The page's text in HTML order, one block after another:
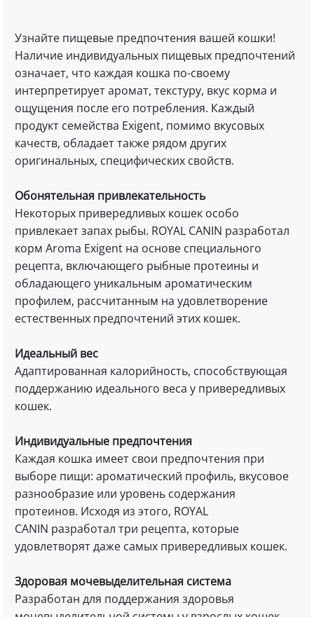
Узнайте пищевые предпочтения вашей кошки!
Наличие индивидуальных пищевых предпочтений
означает, что каждая кошка по-своему
интерпретирует аромат, текстуру, вкус корма и
ощущения после его потребления. Каждый
продукт семейства Exigent, помимо вкусовых
качеств, обладает также рядом других
оригинальных, специфических свойств.
Обонятельная привлекательность
Некоторых привередливых кошек особо
привлекает запах рыбы. ROYAL CANIN разработал
корм Aroma Exigent на основе специального
рецепта, включающего рыбные протеины и
обладающего уникальным ароматическим
профилем, рассчитанным на удовлетворение
естественных предпочтений этих кошек.
Идеальный вес
Адаптированная калорийность, способствующая
поддержанию идеального веса у привередливых
кошек.
Индивидуальные предпочтения
Каждая кошка имеет свои предпочтения при
выборе пищи: ароматический профиль, вкусовое
разнообразие или уровень содержания
протеинов. Исходя из этого, ROYAL
CANIN разработал три рецепта, которые
удовлетворят даже самых привередливых кошек.
Здоровая мочевыделительная система
Разработан для поддержания здоровья